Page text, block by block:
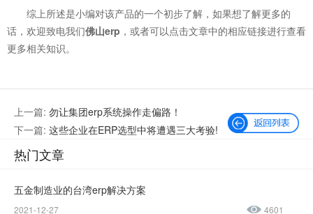
综上所述是小编对该产品的一个初步了解，如果想了解更多的
话，欢迎致电我们佛山erp ，或者可以点击文章中的相应链接进行查看
更多相关知识。
上一篇: 勿让集团erp系统操作走偏路！
下一篇: 这些企业在ERP选型中将遭遇三大考验!
热门文章
五金制造业的台湾erp解决方案
2021-12-27 4601